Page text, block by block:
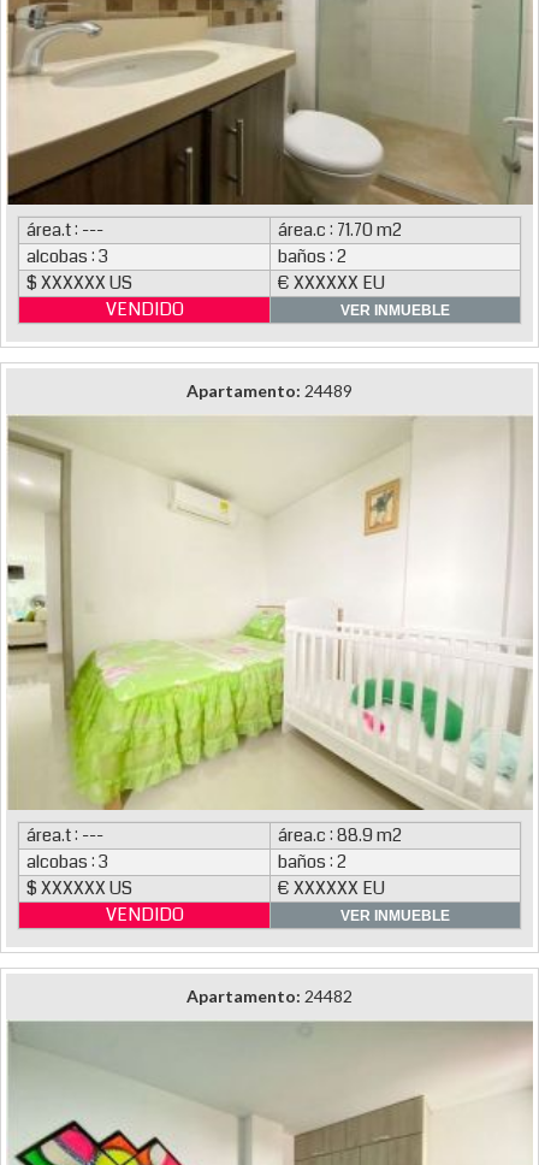
área.t : ---
área.c : 71.70 m2
alcobas : 3
baños : 2
$ XXXXXX US
€ XXXXXX EU
VENDIDO
VER INMUEBLE
Apartamento: 24489
área.t : ---
área.c : 88.9 m2
alcobas : 3
baños : 2
$ XXXXXX US
€ XXXXXX EU
VENDIDO
VER INMUEBLE
Apartamento: 24482